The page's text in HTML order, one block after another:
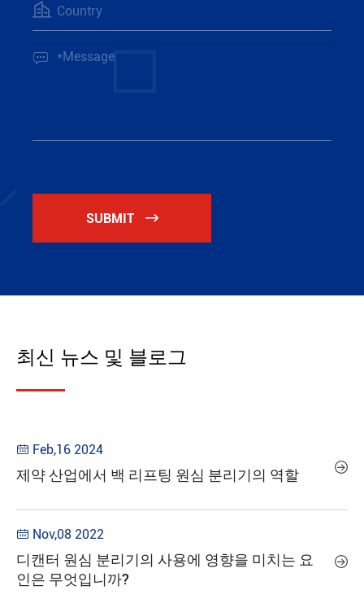


SUBMIT 
최신 뉴스 및 블로그
 Feb,16 2024
제약 산업에서 백 리프팅 원심 분리기의 역할 
 Nov,08 2022
디캔터 원심 분리기의 사용에 영향을 미치는 요
인은 무엇입니까?
